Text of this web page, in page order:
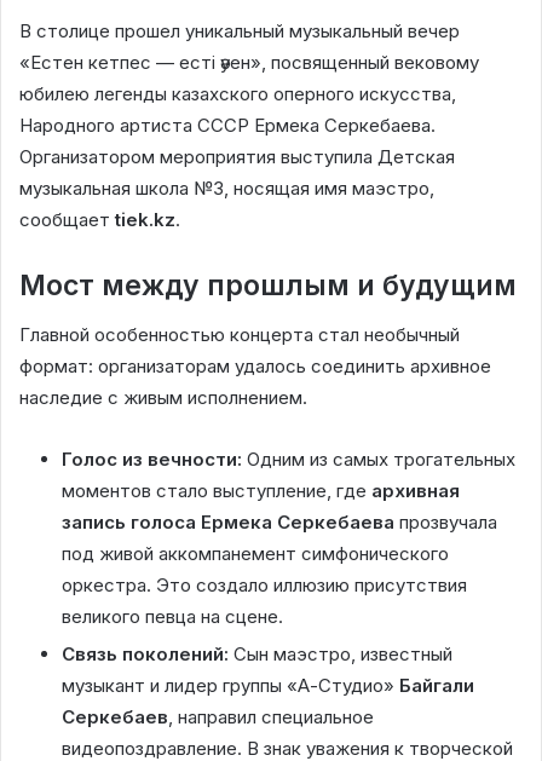
В столице прошел уникальный музыкальный вечер
«Естен кетпес — есті әуен», посвященный вековому
юбилею легенды казахского оперного искусства,
Народного артиста СССР Ермека Серкебаева.
Организатором мероприятия выступила Детская
музыкальная школа №3, носящая имя маэстро,
сообщаетtiek.kz.
Мост между прошлым и будущим
Главной особенностью концерта стал необычный
формат: организаторам удалось соединить архивное
наследие с живым исполнением.
Голос из вечности: Одним из самых трогательных
моментов стало выступление, где архивная
запись голоса Ермека Серкебаева прозвучала
под живой аккомпанемент симфонического
оркестра. Это создало иллюзию присутствия
великого певца на сцене.
Связь поколений: Сын маэстро, известный
музыкант и лидер группы «А-Студио» Байгали
Серкебаев , направил специальное
видеопоздравление. В знак уважения к творческой